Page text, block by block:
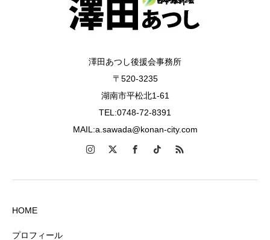
澤田あつし後援会事務所
〒520-3235
湖南市平松北1-61
TEL:0748-72-8391
MAIL:a.sawada@konan-city.com
HOME
プロフィール